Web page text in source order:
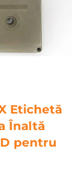
Etichetă
Înaltă
pentru